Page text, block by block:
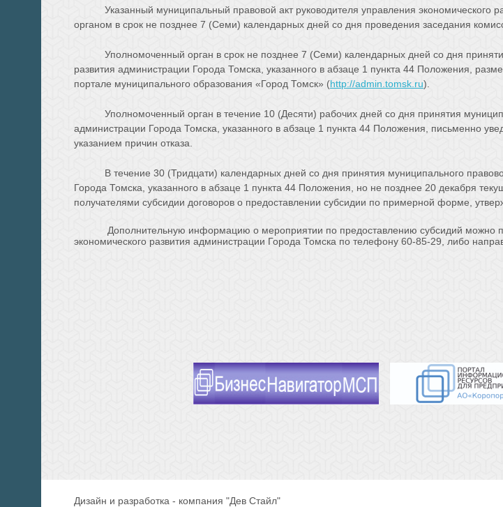
Указанный муниципальный правовой акт руководителя управления
органом в срок не позднее 7 (Семи) календарных дней со дня проведения заседания
Уполномоченный орган в срок не позднее 7 (Семи) календарных дней со дня
развития администрации Города Томска, указанного в абзаце 1 пункта 44 Положения,
портале муниципального образования «Город Томск» (http://admin.tomsk.ru).
Уполномоченный орган в течение 10 (Десяти) рабочих дней со дня принятия
администрации Города Томска, указанного в абзаце 1 пункта 44 Положения, письменно
указанием причин отказа.
В течение 30 (Тридцати) календарных дней со дня принятия муниципального
Города Томска, указанного в абзаце 1 пункта 44 Положения, но не позднее 20 декабря
получателями субсидии договоров о предоставлении субсидии по примерной форме,
Дополнительную информацию о мероприятии по предоставлению субсидий можно
экономического развития администрации Города Томска по телефону 60-85-29, либо
Дизайн и разработка - компания "Дев Стайл"